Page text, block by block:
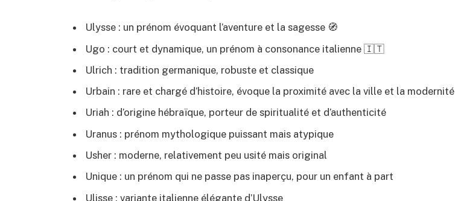
Ulysse : un prénom évoquant l’aventure et la sagesse 🧭
Ugo : court et dynamique, un prénom à consonance italienne 🇮🇹
Ulrich : tradition germanique, robuste et classique
Urbain : rare et chargé d’histoire, évoque la proximité avec la ville et la modernité
Uriah : d’origine hébraïque, porteur de spiritualité et d’authenticité
Uranus : prénom mythologique puissant mais atypique
Usher : moderne, relativement peu usité mais original
Unique : un prénom qui ne passe pas inaperçu, pour un enfant à part
Ulisse : variante italienne élégante d’Ulysse